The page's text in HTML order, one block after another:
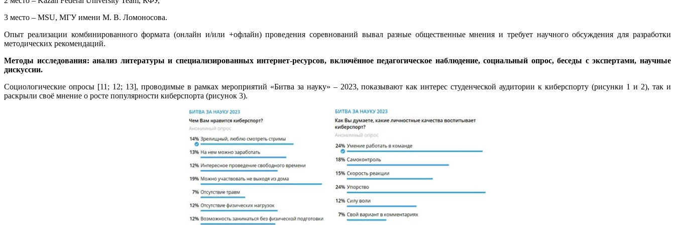
3 место – MSU, МГУ имени М. В. Ломоносова.
Опыт реализации комбинированного формата (онлайн и/или +офлайн) проведения соревнований вывал разные общественные мнения и требует научного обсуждения для разработки
методических рекомендаций.
Методы исследования: анализ литературы и специализированныхинтернет-ресурсов, включённое педагогическое наблюдение, социальный опрос, беседы с экспертами, научные
дискуссии.
Социологические опросы [11; 12; 13], проводимые в рамках мероприятий «Битва за науку» – 2023, показывают как интерес студенческой аудитории к киберспорту (рисунки 1 и 2), так и
раскрыли своё мнение о росте популярности киберспорта (рисунок 3).